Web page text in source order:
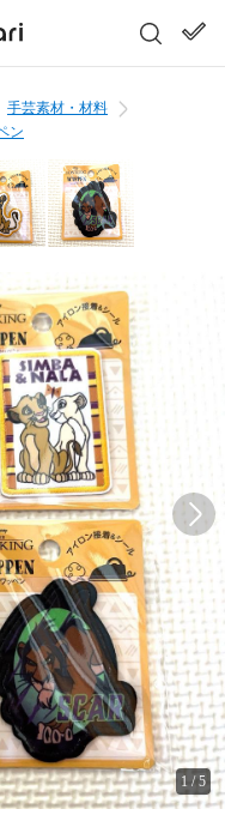
手芸素材・材料
ン
1 /5